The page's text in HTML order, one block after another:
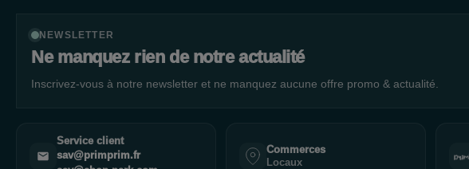
NEWSLETTER
Ne manquez rien de notre actualité
Inscrivez-vous à notre newsletter et ne manquez aucune offre promo & actualité.
Service client
sav@primprim.fr
Commerces
Locaux